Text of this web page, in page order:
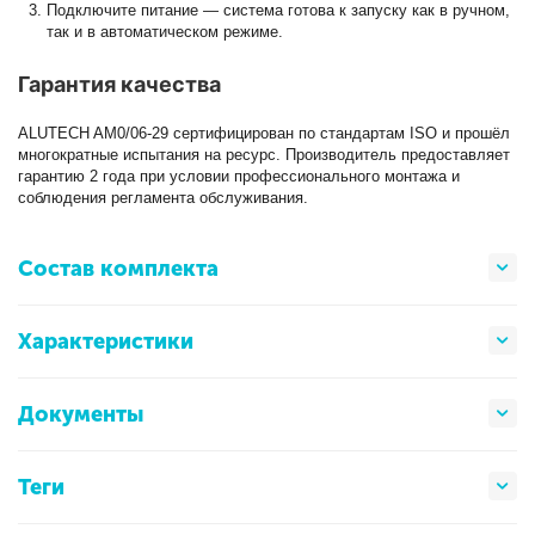
Подключите питание — система готова к запуску как в ручном,
так и в автоматическом режиме.
Гарантия качества
ALUTECH AM0/06-29 сертифицирован по стандартам ISO и прошёл
многократные испытания на ресурс. Производитель предоставляет
гарантию 2 года при условии профессионального монтажа и
соблюдения регламента обслуживания.
Состав комплекта
Характеристики
Документы
Теги